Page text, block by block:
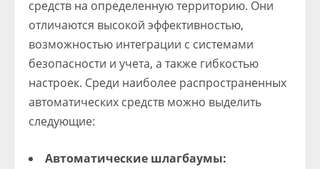
средств на определенную территорию. Они
отличаются высокой эффективностью,
возможностью интеграции с системами
безопасности и учета, а также гибкостью
настроек. Среди наиболее распространенных
автоматических средств можно выделить
следующие:
Автоматические шлагбаумы: